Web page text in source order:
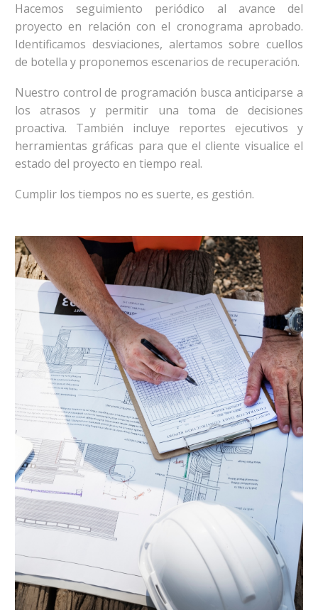
Hacemos seguimiento periódico al avance del
proyecto en relación con el cronograma aprobado.
Identificamos desviaciones, alertamos sobre cuellos
de botella y proponemos escenarios de recuperación.
Nuestro control de programación busca anticiparse a
los atrasos y permitir una toma de decisiones
proactiva. También incluye reportes ejecutivos y
herramientas gráficas para que el cliente visualice el
estado del proyecto en tiempo real.
Cumplir los tiempos no es suerte, es gestión.